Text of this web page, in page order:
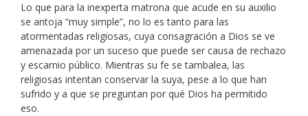
Lo que para la inexperta matrona que acude en su auxilio
se antoja “muy simple”, no lo es tanto para las
atormentadas religiosas, cuya consagración a Dios se ve
amenazada por un suceso que puede ser causa de rechazo
y escarnio público. Mientras su fe se tambalea, las
religiosas intentan conservar la suya, pese a lo que han
sufrido y a que se preguntan por qué Dios ha permitido
eso.